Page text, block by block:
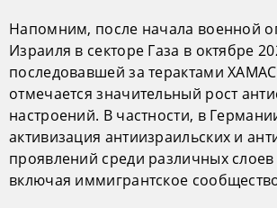
Напомним, после начала военной
Израиля в секторе Газа в октябре
последовавшей за терактами
отмечается значительный рост
настроений. В частности, в
активизация антиизраильских и
проявлений среди различных
включая иммигрантское